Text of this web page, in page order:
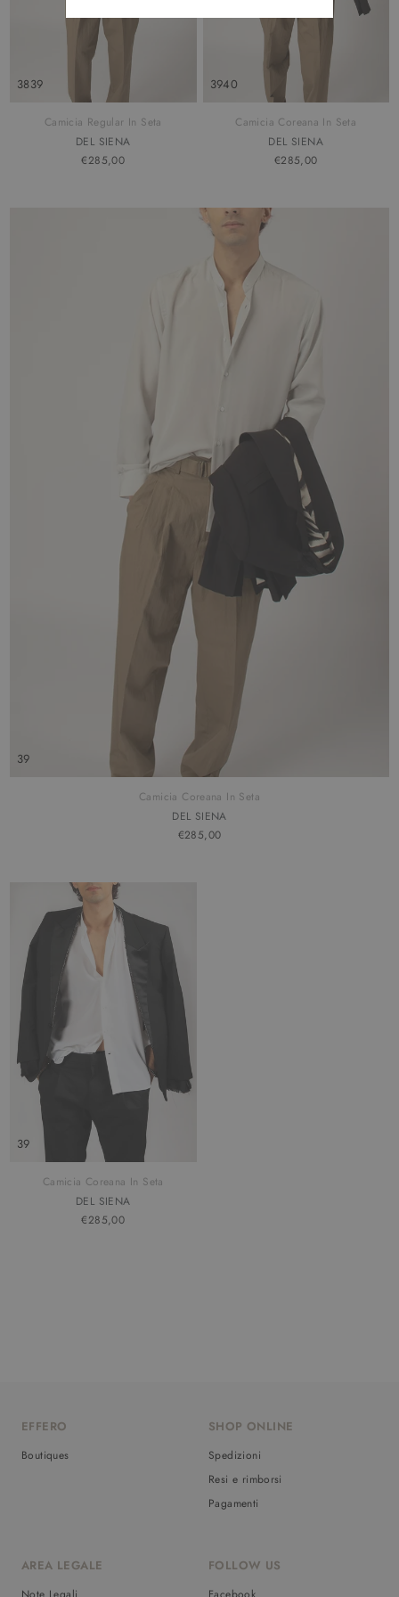
3839
Camicia Regular In Seta
DEL SIENA
€285,00
3940
Camicia Coreana In Seta
DEL SIENA
€285,00
39
Camicia Coreana In Seta
DEL SIENA
€285,00
39
Camicia Coreana In Seta
DEL SIENA
€285,00
EFFERO
Boutiques
SHOP ONLINE
Spedizioni
Resi e rimborsi
Pagamenti
AREA LEGALE FOLLOW US